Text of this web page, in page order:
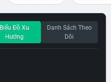
Biểu Đồ Xu
Hướng
Danh Sách Theo
Dõi